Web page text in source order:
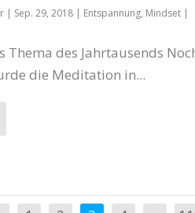
| Sep. 29, 2018| Entspannung, Mindset|
des Jahrtausends
die Medi­ta­ti­on in...